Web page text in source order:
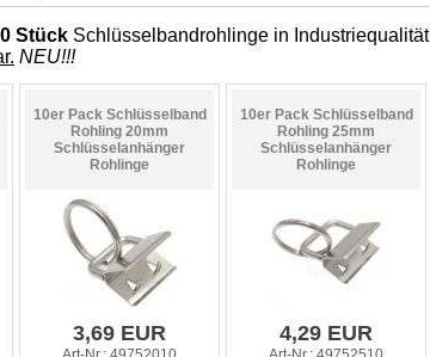
Stück Schlüsselbandrohlinge in Industriequalität
NEU!!!
10er Pack Schlüsselband
Rohling 20mm
Schlüsselanhänger
Rohlinge
3,69 EUR
10er Pack Schlüsselband
Rohling 25mm
Schlüsselanhänger
Rohlinge
4,29 EUR